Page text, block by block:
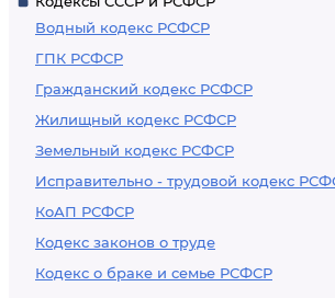
Водный кодекс РСФСР
ГПК РСФСР
Гражданский кодекс РСФСР
Жилищный кодекс РСФСР
Земельный кодекс РСФСР
Исправительно - трудовой кодекс
КоАП РСФСР
Кодекс законов о труде
Кодекс о браке и семье РСФСР